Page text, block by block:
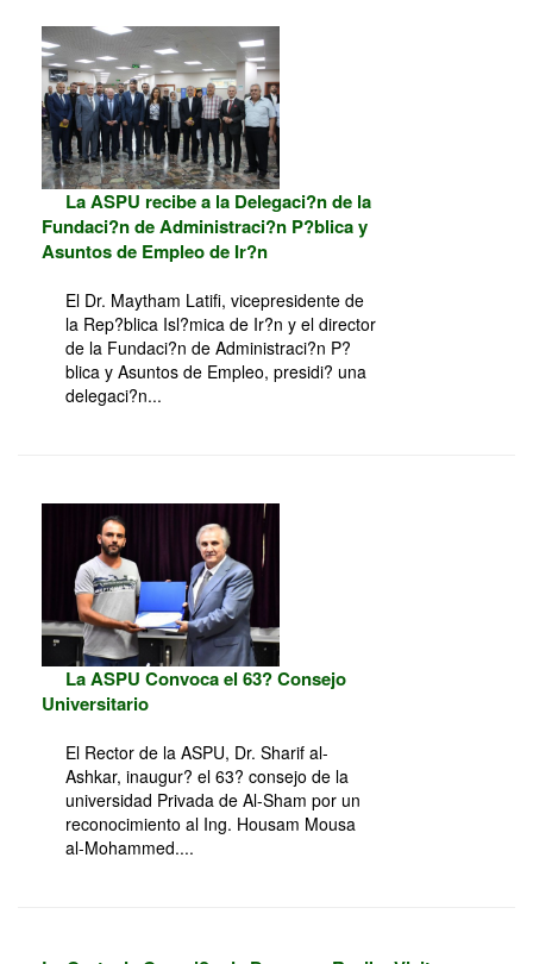
La ASPU recibe a la Delegaci?n de la
Fundaci?n de Administraci?n P?blica y
Asuntos de Empleo de Ir?n
El Dr. Maytham Latifi, vicepresidente de
la Rep?blica Isl?mica de Ir?n y el director
de la Fundaci?n de Administraci?n P?
blica y Asuntos de Empleo, presidi? una
delegaci?n...
La ASPU Convoca el 63? Consejo
Universitario
El Rector de la ASPU, Dr. Sharif al-
Ashkar, inaugur? el 63? consejo de la
universidad Privada de Al-Sham por un
reconocimiento al Ing. Housam Mousa
al-Mohammed....